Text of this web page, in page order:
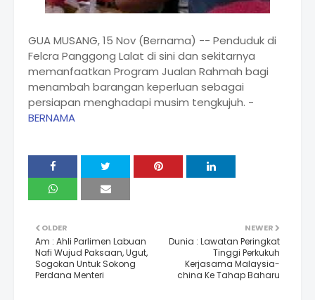
GUA MUSANG, 15 Nov (Bernama) -- Penduduk di
Felcra Panggong Lalat di sini dan sekitarnya
memanfaatkan Program Jualan Rahmah bagi
menambah barangan keperluan sebagai
persiapan menghadapi musim tengkujuh. -
BERNAMA
NEWER
Dunia : Lawatan Peringkat
Tinggi Perkukuh
Kerjasama Malaysia-
china Ke Tahap Baharu
OLDER
Am : Ahli Parlimen Labuan
Nafi Wujud Paksaan, Ugut,
Sogokan Untuk Sokong
Perdana Menteri